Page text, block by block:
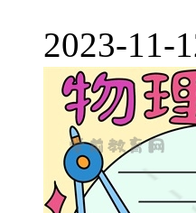
2023-11-